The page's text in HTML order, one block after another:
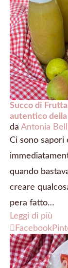
Succo di
autentico
da Antonia
Ci sono
quando
creare
pera fatto…
Leggi di più
Facebook